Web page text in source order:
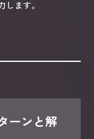
ます。
ーンと解